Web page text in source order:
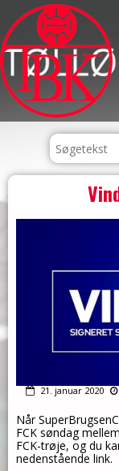
21. januar 2020
Når
FCK søndag
FCK-trøje, og du
nedenstående link.